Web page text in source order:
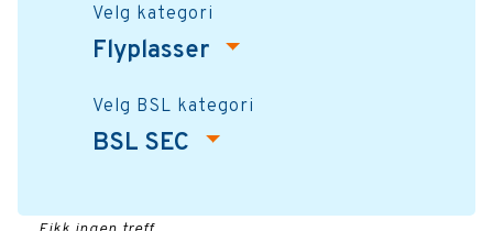
Velg kategori
Flyplasser
Velg BSL kategori
BSL SEC